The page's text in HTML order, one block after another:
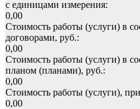
с единицами измерения:
0,00
Стоимость работы (услуги) в
договорами, руб.:
0,00
Стоимость работы (услуги) в
планом (планами), руб.:
0,00
Стоимость работы (услуги),
0,00